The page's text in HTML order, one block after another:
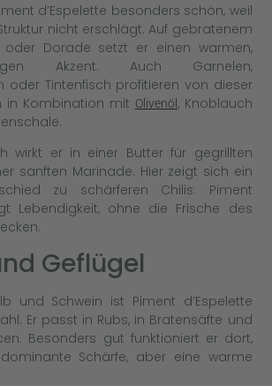
d’Espelette besonders schön, weil
nicht erschlägt. Auf gebratenem
oder Dorade setzt er einen warmen,
Akzent. Auch Garnelen,
oder Tintenfisch profitieren von dieser
in Kombination mit Olivenöl, Knoblauch
wirkt er in einer Butter für gegrillten
sanften Marinade. Hier zeigt sich ein
zu schärferen Chilis: Piment
Lebendigkeit, ohne die Frische des
Geflügel
und Schwein ist Piment d’Espelette
Er passt in Rubs, in Bratensäfte und
Besonders gut funktioniert er dort,
Schärfe, aber eine warme